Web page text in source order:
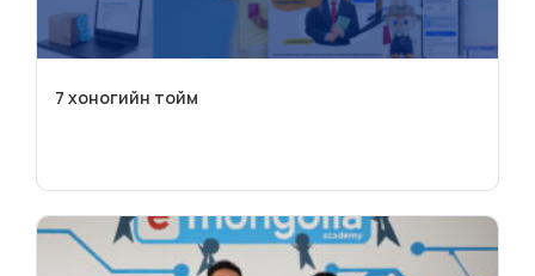
7 хоногийн тойм